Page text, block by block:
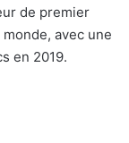
de premier
avec une
en 2019.